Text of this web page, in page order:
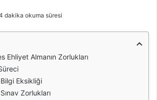
dakika okuma süresi
Ehliyet Almanın Zorlukları
Eksikliği
Zorlukları